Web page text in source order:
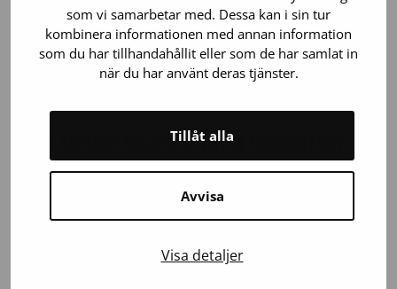
som vi samarbetar med. Dessa kan i sin tur
kombinera informationen med annan information
som du har tillhandahållit eller som de har samlat in
när du har använt deras tjänster.
Avvisa
Tillåt alla
Visa detaljer
Vi gör ingen profilering eller automatiserade beslut
på basis av uppgifterna.
Hur länge sparas mina uppgifter?
månader. Kameraövervakningsuppgifter sparas i en